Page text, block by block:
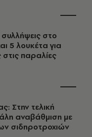
στο
5 λουκέτα για
στις παραλίες
Στην τελική
αναβάθμιση με
σιδηροτροχιών